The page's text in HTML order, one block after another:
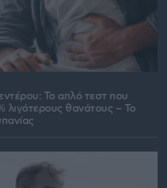
Το απλό τεστ που
λιγότερους θανάτους – Το